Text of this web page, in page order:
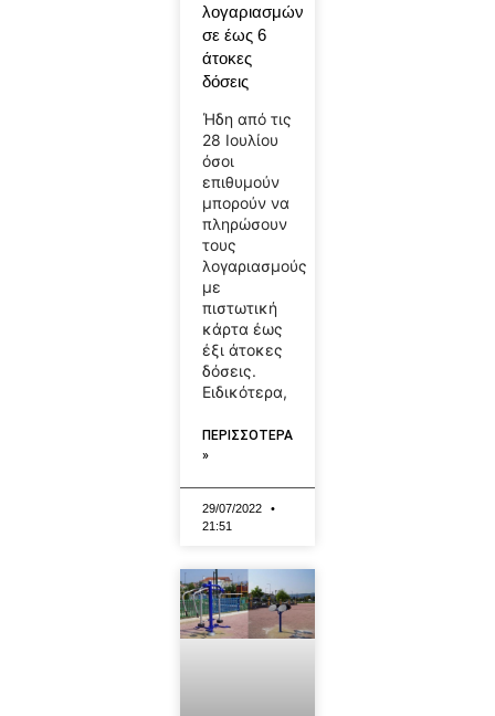
λογαριασμών
σε έως 6
άτοκες
δόσεις
Ήδη από τις
28 Ιουλίου
όσοι
επιθυμούν
μπορούν να
πληρώσουν
τους
λογαριασμούς
με
πιστωτική
κάρτα έως
έξι άτοκες
δόσεις.
Ειδικότερα,
ΠΕΡΙΣΣΟΤΕΡΑ
»
29/07/2022
21:51